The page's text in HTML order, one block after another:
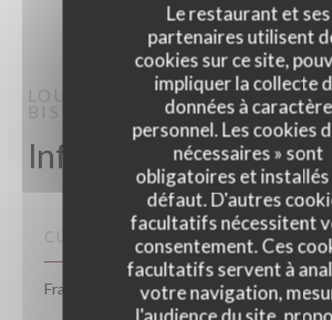
Le restaurant et ses
partenaires utilisent
cookies sur ce site,
impliquer la collecte
données à caractère
personnel. Les cookies
nécessaires » sont
obligatoires et installés
défaut. D'autres
facultatifs nécessitent
consentement. Ces
facultatifs servent à
votre navigation,
l'audience du site,
LOU BISTROT - RESTAURANT
BISTROT
PARIS
Infos pratiques
CUISINE
Française